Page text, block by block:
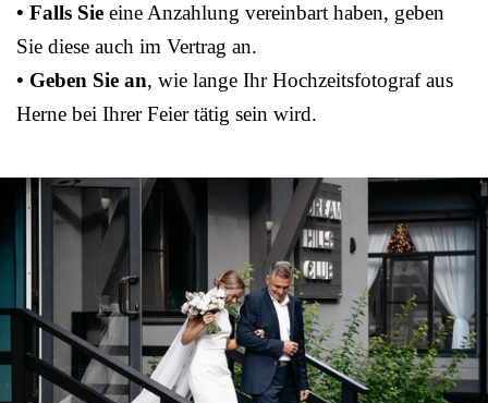
• Falls Sie eine Anzahlung vereinbart haben, geben
Sie diese auch im Vertrag an.
• Geben Sie an, wie lange Ihr Hochzeitsfotograf aus
Herne bei Ihrer Feier tätig sein wird.